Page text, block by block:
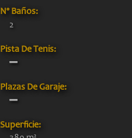
Nº Baños:
2
Pista De Tenis:
Plazas De Garaje:
Superficie: